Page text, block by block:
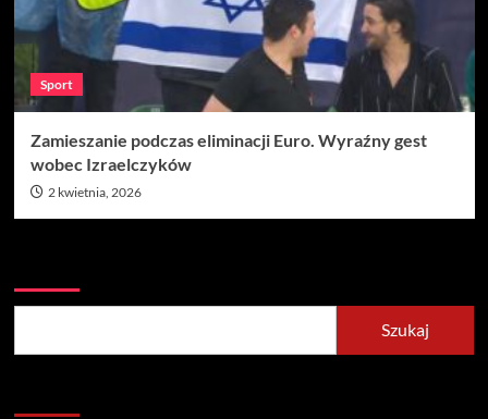
Sport
Zamieszanie podczas eliminacji Euro. Wyraźny gest
wobec Izraelczyków
2 kwietnia, 2026
Szukaj